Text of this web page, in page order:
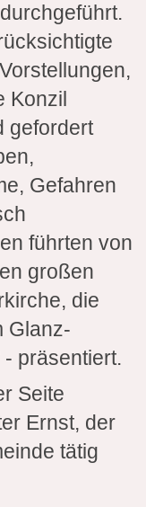
Konzil
gefordert
Gefahren
führten von
großen
die
Glanz-
präsentiert.
Seite
Ernst, der
tätig